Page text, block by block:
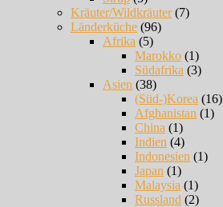
Kräuter/Wildkräuter(7)
Länderküche (96)
Afrika (5)
Marokko (1)
Südafrika (3)
Asien (38)
(Süd-)Korea (16)
Afghanistan (1)
China (1)
Indien (4)
Indonesien (1)
Japan (1)
Malaysia (1)
Russland (2)